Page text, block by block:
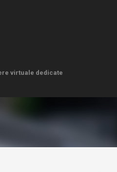
virtuale dedicate